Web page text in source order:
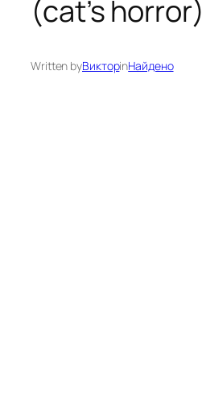
(cat’s horror)
Written byВикторinНайдено